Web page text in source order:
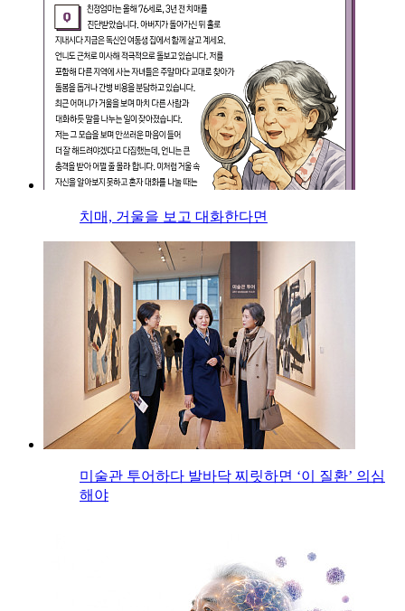
치매, 거울을 보고 대화한다면
미술관 투어하다 발바닥 찌릿하면 ‘이 질환’ 의심
해야